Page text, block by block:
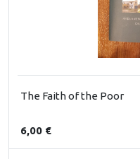
The Faith of the Poor
6,00 €